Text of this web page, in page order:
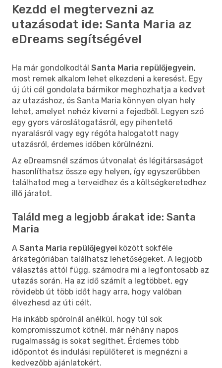
Kezdd el megtervezni az
utazásodat ide: Santa Maria az
eDreams segítségével
Ha már gondolkodtál Santa Maria repülőjegyein,
most remek alkalom lehet elkezdeni a keresést. Egy
új úti cél gondolata bármikor meghozhatja a kedvet
az utazáshoz, és Santa Maria könnyen olyan hely
lehet, amelyet nehéz kiverni a fejedből. Legyen szó
egy gyors városlátogatásról, egy pihentető
nyaralásról vagy egy régóta halogatott nagy
utazásról, érdemes időben körülnézni.
Az eDreamsnél számos útvonalat és légitársaságot
hasonlíthatsz össze egy helyen, így egyszerűbben
találhatod meg a terveidhez és a költségkeretedhez
illő járatot.
Találd meg a legjobb árakat ide: Santa
Maria
A Santa Maria repülőjegyei között sokféle
árkategóriában találhatsz lehetőségeket. A legjobb
választás attól függ, számodra mi a legfontosabb az
utazás során. Ha az idő számít a legtöbbet, egy
rövidebb út több időt hagy arra, hogy valóban
élvezhesd az úti célt.
Ha inkább spórolnál anélkül, hogy túl sok
kompromisszumot kötnél, már néhány napos
rugalmasság is sokat segíthet. Érdemes több
időpontot és indulási repülőteret is megnézni a
kedvezőbb ajánlatokért.